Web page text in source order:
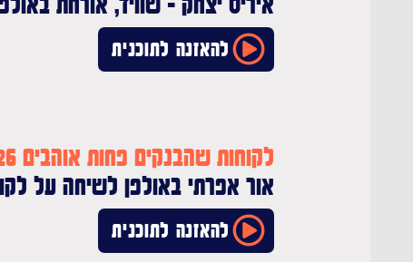
איריס יצחק - שוויד, אורחת
להאזנה לתוכנית
לקוחות שהבנקים פחות אוהבים 25.6.26
אור אפרתי באולפן לשיחה על
להאזנה לתוכנית